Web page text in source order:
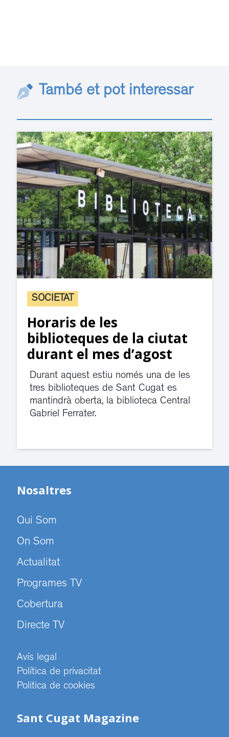
També et pot interessar
SOCIETAT
Horaris de les
biblioteques de la ciutat
durant el mes d’agost
Durant aquest estiu només una de les
tres biblioteques de Sant Cugat es
mantindrà oberta, la biblioteca Central
Gabriel Ferrater.
Nosaltres
Qui Som
On Som
Actualitat
Programes TV
Cobertura
Directe TV
Avís legal
Política de privacitat
Politica de cookies
Sant Cugat Magazine